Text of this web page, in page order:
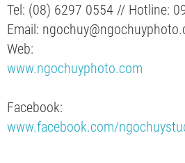
Tel: (08) 6297 0554 // Hotline:
Email:
Web:
www.ngochuyphoto.com
Facebook:
www.facebook.com/